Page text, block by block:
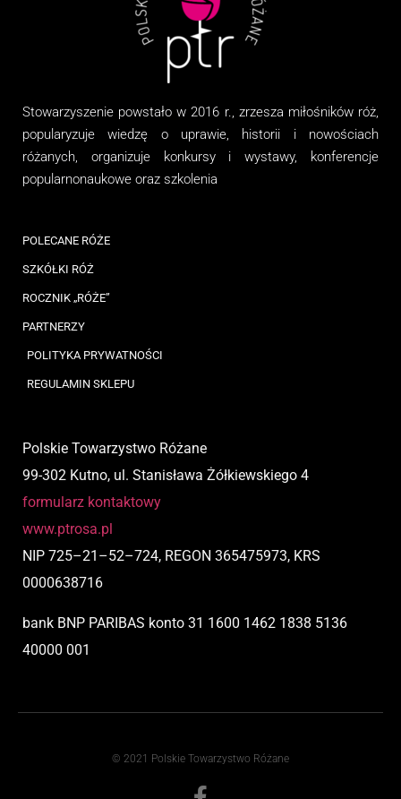
Stowarzyszenie powstało w 2016 r., zrzesza miłośników róż,
popularyzuje wiedzę o uprawie, historii i nowościach
różanych, organizujekonkursy i wystawy, konferencje
popularnonaukowe oraz szkolenia
POLECANE RÓŻE
SZKÓŁKI RÓŻ
ROCZNIK „RÓŻE”
PARTNERZY
POLITYKA PRYWATNOŚCI
REGULAMIN SKLEPU
Polskie Towarzystwo Różane
99-302 Kutno, ul. Stanisława Żółkiewskiego 4
formularz kontaktowy
www.ptrosa.pl
NIP 725–21 –52–724, REGON 365475973, KRS
0000638716
bank BNP PARIBAS konto 31 1600 1462 1838 5136
40000 001
© 2021 Polskie Towarzystwo Różane